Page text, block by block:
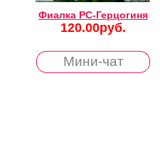
Фиалка РС-Герцогиня
120.00руб.
Мини-чат